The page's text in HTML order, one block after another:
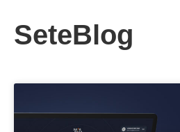
SeteBlog